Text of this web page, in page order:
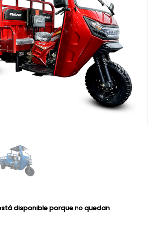
disponible porque no quedan